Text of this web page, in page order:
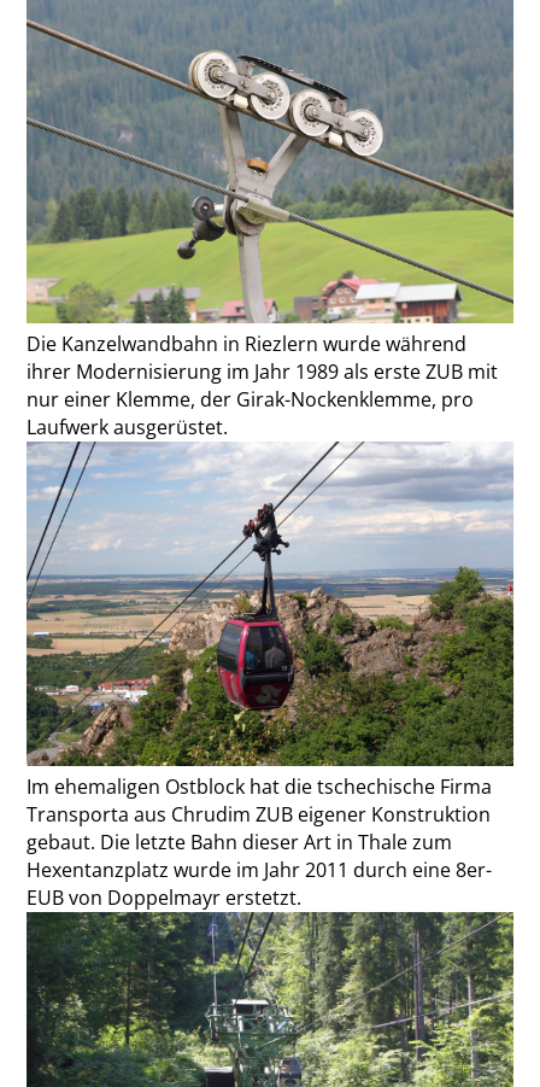
Die Kanzelwandbahn in Riezlern wurde während
ihrer Modernisierung im Jahr 1989 als erste ZUB mit
nur einer Klemme, der Girak-Nockenklemme, pro
Laufwerk ausgerüstet.
Im ehemaligen Ostblock hat die tschechische Firma
Transporta aus Chrudim ZUB eigener Konstruktion
gebaut. Die letzte Bahn dieser Art in Thale zum
Hexentanzplatz wurde im Jahr 2011 durch eine 8er-
EUB von Doppelmayr erstetzt.